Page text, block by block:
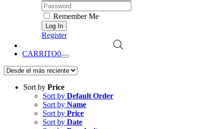
Password:
Remember Me
Register
CARRITO0
Sort by Price
Sort by Default Order
Sort by Name
Sort by Price
Sort by Date